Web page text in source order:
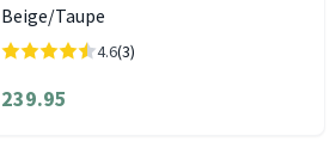
Beige/Taupe
4.6(3)
239.95